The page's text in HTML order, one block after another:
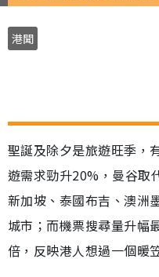
港聞
聖誕及除夕是旅遊旺季，
遊需求勁升20%，曼谷取
新加坡、泰國布吉、澳洲
城市；而機票搜尋量升幅
倍，反映港人想過一個暖